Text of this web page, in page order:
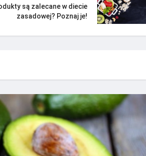
są zalecane w diecie
zasadowej? Poznaj je!